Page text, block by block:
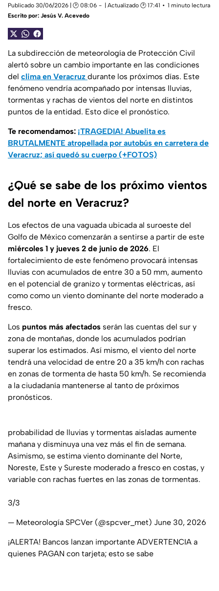
Publicado 30/06/2026 | 🕑 08:06 | Actualizado 🕑 17:41
1 minuto lectura
Escrito por: Jesús V. Acevedo
La subdirección de meteorología de Protección Civil
alertó sobre un cambio importante en las condiciones
del clima en Veracruz durante los próximos días. Este
fenómeno vendría acompañado por intensas lluvias,
tormentas y rachas de vientos del norte en distintos
puntos de la entidad. Esto dice el pronóstico.
Te recomendamos: ¡TRAGEDIA! Abuelita es
BRUTALMENTE atropellada por autobús en carretera de
Veracruz; así quedó su cuerpo (+FOTOS)
¿Qué se sabe de los próximo vientos
del norte en Veracruz?
Los efectos de una vaguada ubicada al suroeste del
Golfo de México comenzarán a sentirse a partir de este
miércoles 1 y jueves 2 de junio de 2026. El
fortalecimiento de este fenómeno provocará intensas
lluvias con acumulados de entre 30 a 50 mm, aumento
en el potencial de granizo y tormentas eléctricas, así
como como un viento dominante del norte moderado a
fresco.
Los puntos más afectados serán las cuentas del sur y
zona de montañas, donde los acumulados podrían
superar los estimados. Así mismo, el viento del norte
tendrá una velocidad de entre 20 a 35 km/h con rachas
en zonas de tormenta de hasta 50 km/h. Se recomienda
a la ciudadanía mantenerse al tanto de próximos
pronósticos.
probabilidad de lluvias y tormentas aisladas aumente
mañana y disminuya una vez más el fin de semana.
Asimismo, se estima viento dominante del Norte,
Noreste, Este y Sureste moderado a fresco en costas, y
variable con rachas fuertes en las zonas de tormentas.
3/3
— Meteorología SPCVer (@spcver_met) June 30, 2026
¡ALERTA! Bancos lanzan importante ADVERTENCIA a
quienes PAGAN con tarjeta; esto se sabe